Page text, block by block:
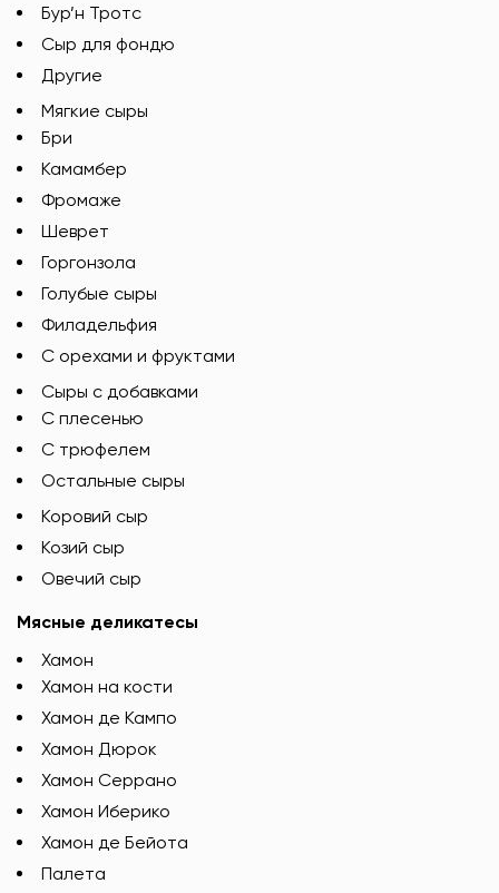
Бур’н Тротс
Сыр для фондю
Другие
Мягкие сыры
Бри
Камамбер
Фромаже
Шеврет
Горгонзола
Голубые сыры
Филадельфия
С орехами и фруктами
Сыры с добавками
C плесенью
С трюфелем
Остальные сыры
Коровий сыр
Козий сыр
Овечий сыр
Мясные деликатесы
Хамон
Хамон на кости
Хамон де Кампо
Хамон Дюрок
Хамон Серрано
Хамон Иберико
Хамон де Бейота
Палета